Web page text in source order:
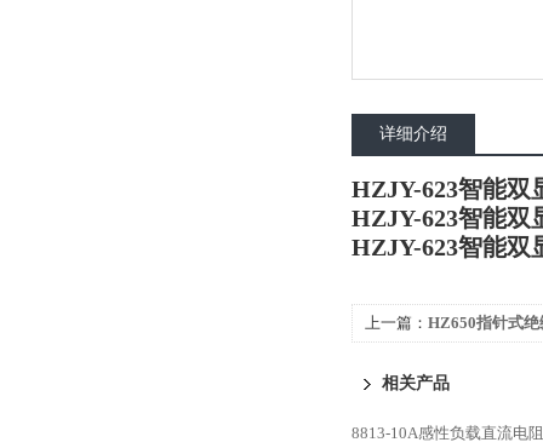
详细介绍
HZJY-623智能双
HZJY-623智能双
HZJY-623智能双
上一篇： HZ650指针式
相关产品
8813-10A感性负载直流电